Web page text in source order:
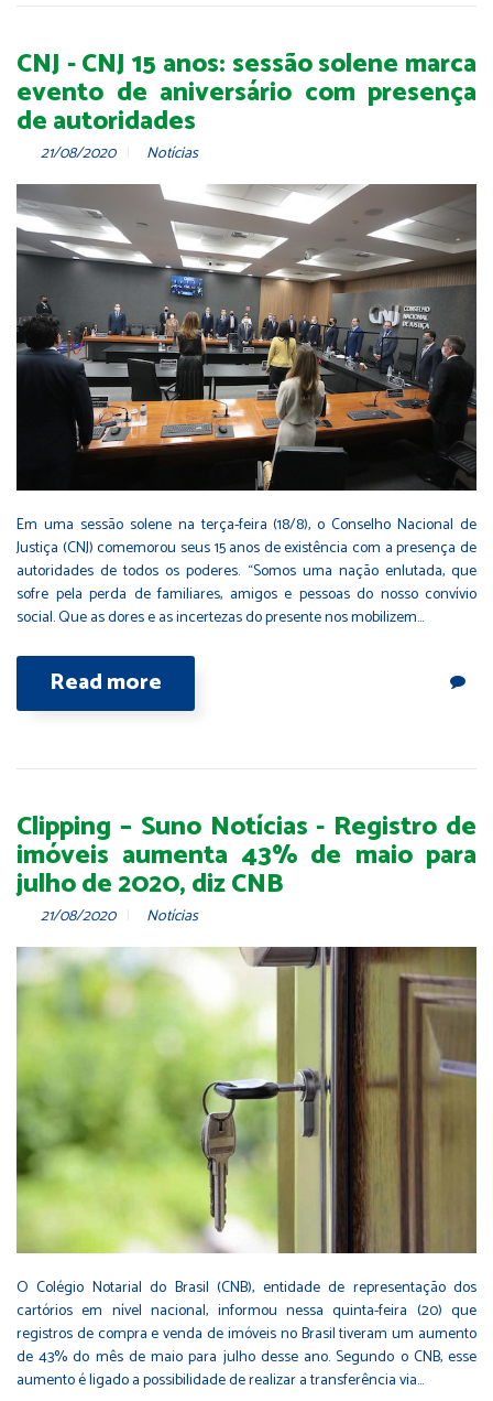
CNJ - CNJ 15 anos: sessão solene marca
evento de aniversário com presença
de autoridades
21/08/2020 Notícias
Em uma sessão solene na terça-feira (18/8), o Conselho Nacional de
Justiça (CNJ) comemorou seus 15 anos de existência com a presença de
autoridades de todos os poderes. “Somos uma nação enlutada, que
sofre pela perda de familiares, amigos e pessoas do nosso convívio
social. Que as dores e as incertezas do presente nos mobilizem…
Read more
Clipping – Suno Notícias - Registro de
imóveis aumenta 43% de maio para
julho de 2020, diz CNB
21/08/2020 Notícias
O Colégio Notarial do Brasil (CNB), entidade de representação dos
cartórios em nível nacional, informou nessa quinta-feira (20) que
registros de compra e venda de imóveis no Brasil tiveram um aumento
de 43% do mês de maio para julho desse ano. Segundo o CNB, esse
aumento é ligado a possibilidade de realizar a transferência via…